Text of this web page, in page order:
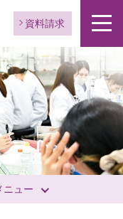
資料請求
ニュー